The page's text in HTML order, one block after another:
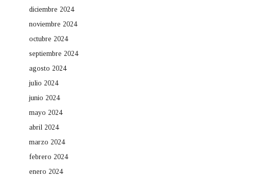
diciembre 2024
noviembre 2024
octubre 2024
septiembre 2024
agosto 2024
julio 2024
junio 2024
mayo 2024
abril 2024
marzo 2024
febrero 2024
enero 2024